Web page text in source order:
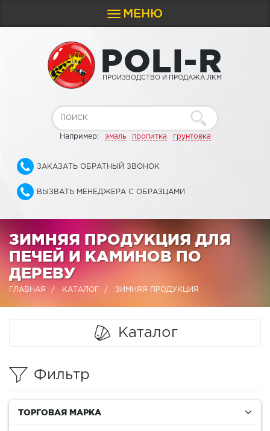
Toggle
navigation
МЕНЮ
POLI-R
ПРОИЗВОДСТВО И ПРОДАЖА ЛКМ
Например: эмаль пропитка грунтовка
ЗАКАЗАТЬ ОБРАТНЫЙ ЗВОНОК
ВЫЗВАТЬ МЕНЕДЖЕРА С ОБРАЗЦАМИ
ЗИМНЯЯ ПРОДУКЦИЯ ДЛЯ
ПЕЧЕЙ И КАМИНОВ ПО
ДЕРЕВУ
ГЛАВНАЯ КАТАЛОГ ЗИМНЯЯ ПРОДУКЦИЯ
Каталог
Фильтр
ТОРГОВАЯ МАРКА